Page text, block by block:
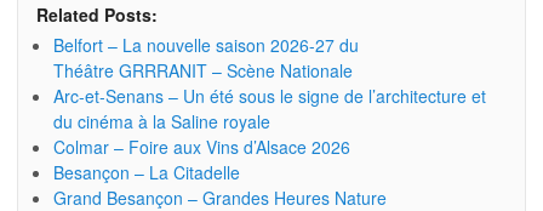
Related Posts:
Belfort – La nouvelle saison 2026-27 du
Théâtre GRRRANIT – Scène Nationale
Arc-et-Senans – Un été sous le signe de l’architecture et
du cinéma à la Saline royale
Colmar – Foire aux Vins d’Alsace 2026
Besançon – La Citadelle
Grand Besançon – Grandes Heures Nature